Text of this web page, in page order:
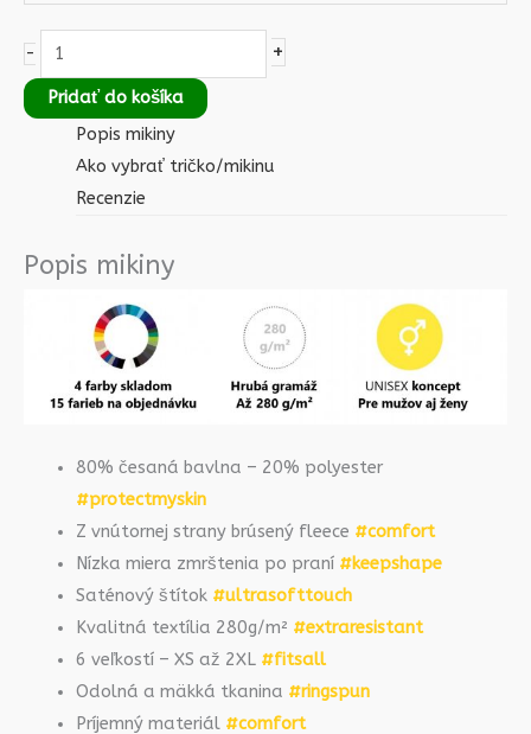
- +
Pridať do košíka
Popis mikiny
Ako vybrať tričko/mikinu
Recenzie
Popis mikiny
80% česaná bavlna – 20% polyester
#protectmyskin
Z vnútornej strany brúsený fleece #comfort
Nízka miera zmrštenia po praní #keepshape
Saténový štítok #ultrasofttouch
Kvalitná textília 280g/m² #extraresistant
6 veľkostí – XS až 2XL #fitsall
Odolná a mäkká tkanina #ringspun
Príjemný materiál #comfort